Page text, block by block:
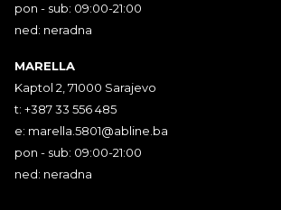
pon - sub: 09:00-21:00
ned: neradna
MARELLA
Kaptol 2, 71000 Sarajevo
t: +387 33 556 485
e: marella.5801@abline.ba
pon - sub: 09:00-21:00
ned: neradna